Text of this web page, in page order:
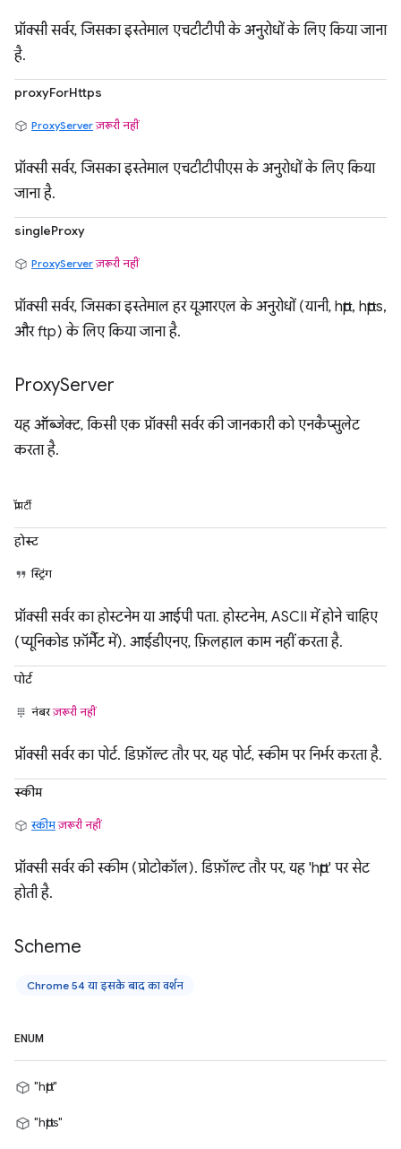
प्रॉक्सी सर्वर, जिसका इस्तेमाल एचटीटीपी के अनुरोधों के लिए किया जाना
है.
proxyForHttps
ProxyServer ज़रूरी नहीं
प्रॉक्सी सर्वर, जिसका इस्तेमाल एचटीटीपीएस के अनुरोधों के लिए किया
जाना है.
singleProxy
ProxyServer ज़रूरी नहीं
प्रॉक्सी सर्वर, जिसका इस्तेमाल हर यूआरएल के अनुरोधों (यानी, http, https,
और ftp) के लिए किया जाना है.
ProxyServer
यह ऑब्जेक्ट, किसी एक प्रॉक्सी सर्वर की जानकारी को एनकैप्सुलेट
करता है.
प्रॉपर्टी
होस्ट
स्ट्रिंग
प्रॉक्सी सर्वर का होस्टनेम या आईपी पता. होस्टनेम, ASCII में होने चाहिए
(प्यूनिकोड फ़ॉर्मैट में). आईडीएनए, फ़िलहाल काम नहीं करता है.
पोर्ट
नंबरज़रूरी नहीं
प्रॉक्सी सर्वर का पोर्ट. डिफ़ॉल्ट तौर पर, यह पोर्ट, स्कीम पर निर्भर करता है.
स्कीम
स्कीम ज़रूरी नहीं
प्रॉक्सी सर्वर की स्कीम (प्रोटोकॉल). डिफ़ॉल्ट तौर पर, यह 'http' पर सेट
होती है.
Scheme
Chrome 54 या इसके बाद का वर्शन
ENUM
"http"
"https"